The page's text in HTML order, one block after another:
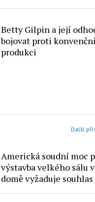
Betty Gilpin a její
bojovat proti
produkci
Další
Americká soudní moc
výstavba velkého sálu
domě vyžaduje